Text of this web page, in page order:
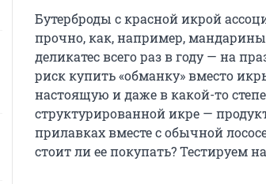
Бутерброды с красной икрой
прочно, как, например,
деликатес всего раз в году — на
риск купить «обманку» вместо
настоящую и даже в какой-то
структурированной икре —
прилавках вместе с обычной
стоит ли ее покупать? Тестируем на